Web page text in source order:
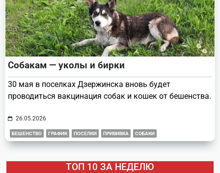
Собакам — уколы и бирки
30 мая в поселках Дзержинска вновь будет
проводиться вакцинация собак и кошек от бешенства.
26.05.2026
БЕШЕНСТВО ГРАФИК ПОСЕЛКИ ПРИВИВКА СОБАКИ
ТОП 10 ЗА НЕДЕЛЮ